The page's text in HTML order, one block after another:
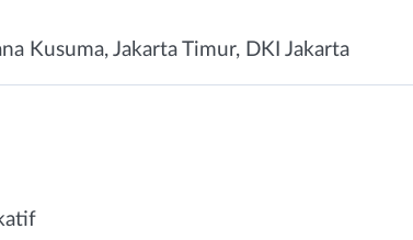
Kusuma, Jakarta Timur, DKI Jakarta